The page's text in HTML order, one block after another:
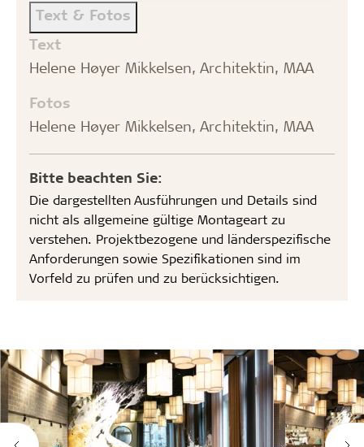
Text & Fotos
Text
Helene Høyer Mikkelsen, Architektin, MAA
Fotos
Helene Høyer Mikkelsen, Architektin, MAA
Bitte beachten Sie:
Die dargestellten Ausführungen und Details sind
nicht als allgemeine gültige Montageart zu
verstehen. Projektbezogene und länderspezifische
Anforderungen sowie Spezifikationen sind im
Vorfeld zu prüfen und zu berücksichtigen.